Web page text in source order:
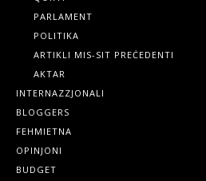
PARLAMENT
POLITIKA
ARTIKLI MIS-SIT PREĊEDENTI
AKTAR
INTERNAZZJONALI
BLOGGERS
FEHMIETNA
OPINJONI
BUDGET